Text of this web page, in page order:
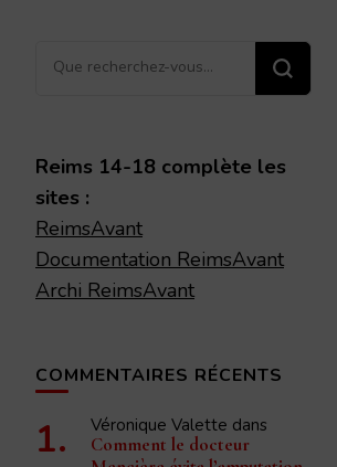
Vous
Reims 14-18 complète les
sites :
ReimsAvant
Documentation ReimsAvant
Archi ReimsAvant
COMMENTAIRES RÉCENTS
Véronique Valette dans
Comment le docteur